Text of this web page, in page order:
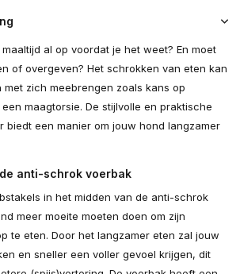
al op voordat je het weet? En moet
of overgeven? Het schrokken van eten kan
zich meebrengen zoals kans op
maagtorsie. De stijlvolle en praktische
biedt een manier om jouw hond langzamer
anti-schrok voerbak
in het midden van de anti-schrok
meer moeite moeten doen om zijn
te eten. Door het langzamer eten zal jouw
en sneller een voller gevoel krijgen, dit